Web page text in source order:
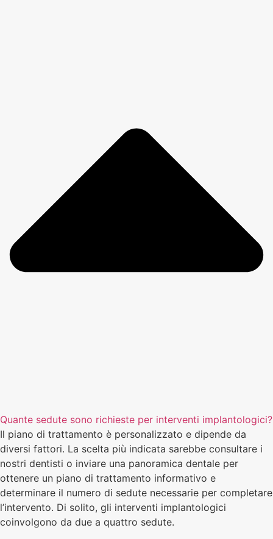
Quante sedute sono richieste per interventi implantologici?
Il piano di trattamento è personalizzato e dipende da
diversi fattori. La scelta più indicata sarebbe consultare i
nostri dentisti o inviare una panoramica dentale per
ottenere un piano di trattamento informativo e
determinare il numero di sedute necessarie per completare
l’intervento. Di solito, gli interventi implantologici
coinvolgono da due a quattro sedute.